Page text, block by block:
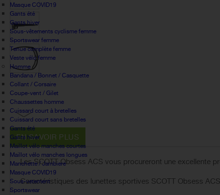
Masque COVID19
Gants été
Gants hiver
Sous-vêtements cyclisme femme
Sportswear femme
Tenue complète femme
Veste vélo femme
Homme
Bandana / Bonnet / Casquette
Collant / Corsaire
Coupe-vent / Gilet
Chaussettes homme
Cuissard court à bretelles
Cuissard court sans bretelles
Gants été
Gants hiver
Maillot vélo manches courtes
Maillot vélo manches longues
Manchette / Jambiere
Masque COVID19
Sous-vetement
Sportswear
EN SAVOIR PLUS
Les SCOTT Obsess ACS vous procureront une excellente
Caractéristiques des lunettes sportives SCOTT Obsess